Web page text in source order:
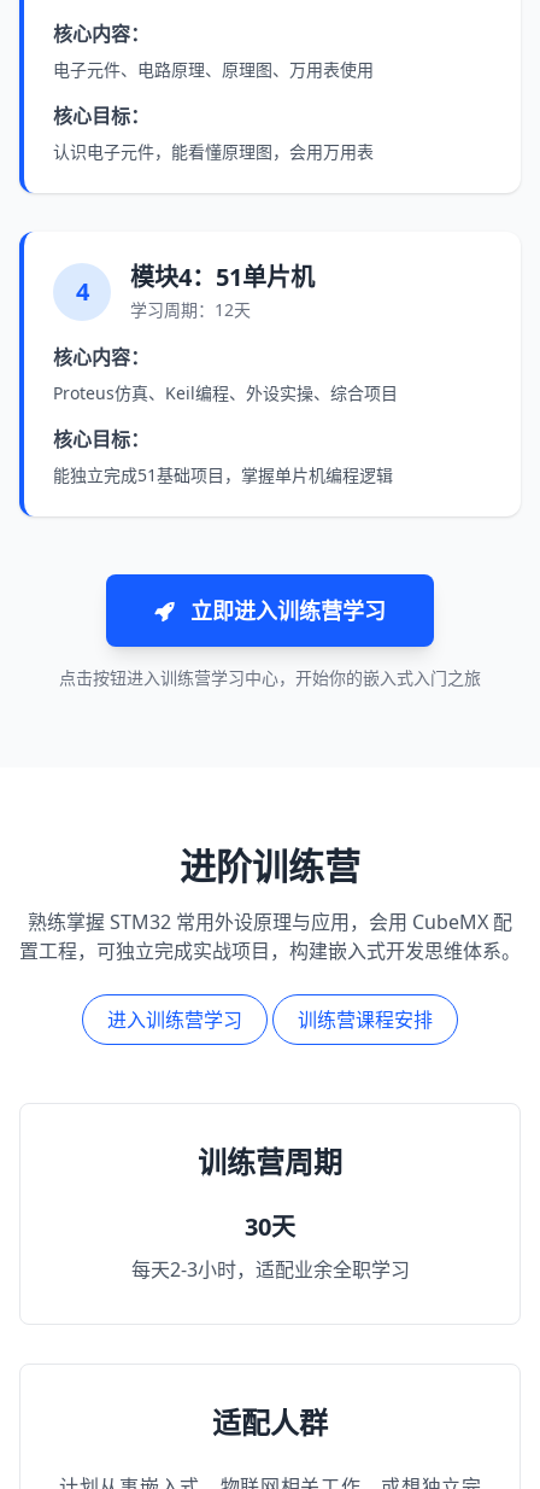
核心内容：
电子元件、电路原理、原理图、万用表使用
核心目标：
认识电子元件，能看懂原理图，会用万用表
4 模块4：51单片机
学习周期：12天
核心内容：
Proteus仿真、Keil编程、外设实操、综合项目
核心目标：
能独立完成51基础项目，掌握单片机编程逻辑
立即进入训练营学习
点击按钮进入训练营学习中心，开始你的嵌入式入门之旅
进阶训练营
熟练掌握 STM32 常用外设原理与应用，会用 CubeMX 配
置工程，可独立完成实战项目，构建嵌入式开发思维体系。
进入训练营学习 训练营课程安排
训练营周期
30天
每天2-3小时，适配业余全职学习
适配人群